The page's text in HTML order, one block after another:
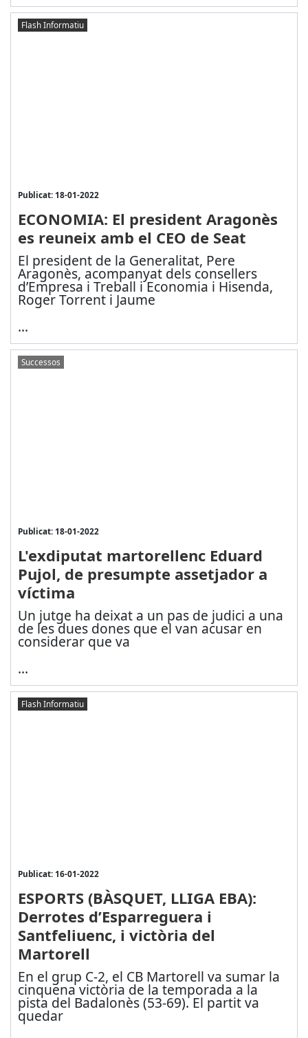
Flash Informatiu
Publicat: 18-01-2022
ECONOMIA: El president Aragonès
es reuneix amb el CEO de Seat
El president de la Generalitat, Pere
Aragonès, acompanyat dels consellers
d’Empresa i Treball i Economia i Hisenda,
Roger Torrent i Jaume
...
Successos
Publicat: 18-01-2022
L'exdiputat martorellenc Eduard
Pujol, de presumpte assetjador a
víctima
Un jutge ha deixat a un pas de judici a una
de les dues dones que el van acusar en
considerar que va
...
Flash Informatiu
Publicat: 16-01-2022
ESPORTS (BÀSQUET, LLIGA EBA):
Derrotes d’Esparreguera i
Santfeliuenc, i victòria del
Martorell
En el grup C-2, el CB Martorell va sumar la
cinquena victòria de la temporada a la
pista del Badalonès (53-69). El partit va
quedar